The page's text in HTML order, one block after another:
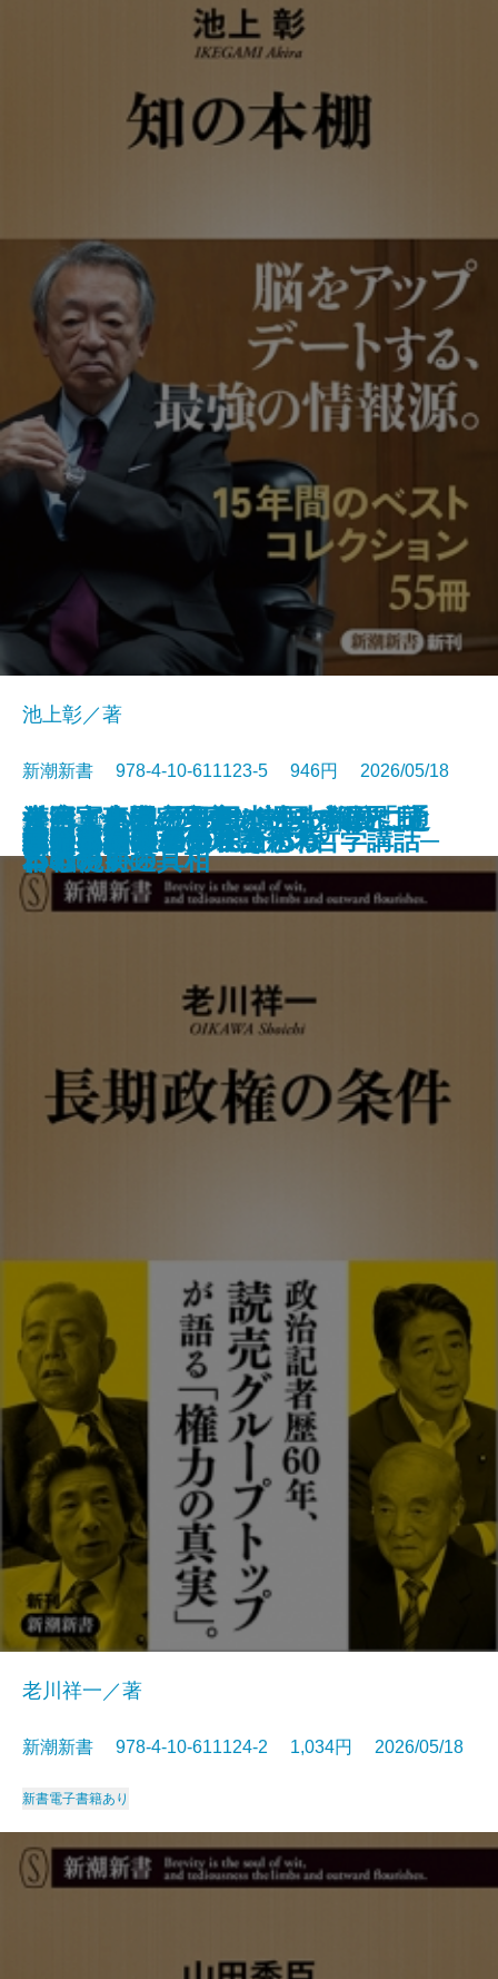
愛知県は天下を取るがね
猫のいる人生
反復する昭和史
推したちとどう生きるか
高野連
すべての人の死因は生まれたこと
である
ヒトと音楽の進化論
星野源論
本とは何か
知の本棚
池上彰／著
新潮新書 978-4-10-611123-5 946円 2026/05/18
新書電子書籍あり
長期政権の条件
老川祥一／著
新潮新書 978-4-10-611124-2 1,034円 2026/05/18
新書電子書籍あり
外国人患者─医療ツーリズムと日
本の現実─
天皇への敗北─シリーズ哲学講話─
コミュ力不要の社交術
台湾軍事機密文書が語る中国「抗
日戦争」の真相
それでも息子を日本の小学校に通
わせたい
漢字文化圏の興亡─中国の限界、
日本の前途─
人生不案内
武器としての日本語思考
運命まかせ